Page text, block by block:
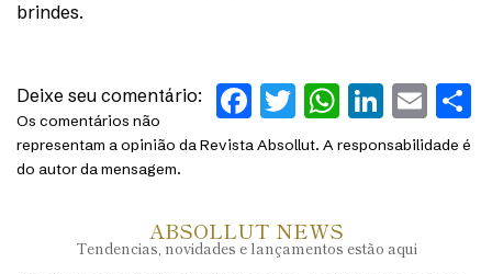
brindes.
Facebook
Twitter
Deixe seu comentário:
Os comentários não
representam a opinião da Revista Absollut. A responsabilidade é
do autor da mensagem.
ABSOLLUT NEWS
Tendencias, novidades e lançamentos estão aqui